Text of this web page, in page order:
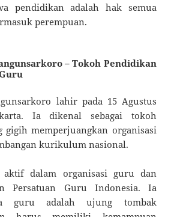
pendidikan adalah hak semua
perempuan.
– Tokoh Pendidikan
lahir pada 15 Agustus
Ia dikenal sebagai tokoh
gigih memperjuangkan organisasi
kurikulum nasional.
aktif dalam organisasi guru dan
Persatuan Guru Indonesia. Ia
guru adalah ujung tombak